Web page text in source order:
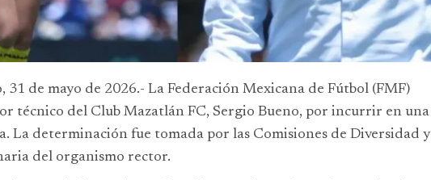
31 de mayo de 2026.- La Federación Mexicana de Fútbol (FMF)
técnico del Club Mazatlán FC, Sergio Bueno, por incurrir en una
La determinación fue tomada por las Comisiones de Diversidad y
del organismo rector.